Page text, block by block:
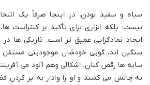
سیاه و سفید بودن، در اینجا صرفاً یک
نیست؛ بلکه ابزاری برای تأکید بر کنتراست
ایجاد نمادگرایی عمیق تر است. تاریکی ها
سنگین اند، گویی خودشان موجودیتی مستقل
سایه ها رقص کنان، اشکالی وهم آلود می
به چالش می کشند و او را وادار به پر کردن